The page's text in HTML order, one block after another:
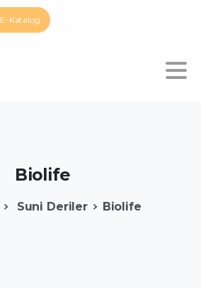
E-Katalog
Biolife
Suni Deriler Biolife